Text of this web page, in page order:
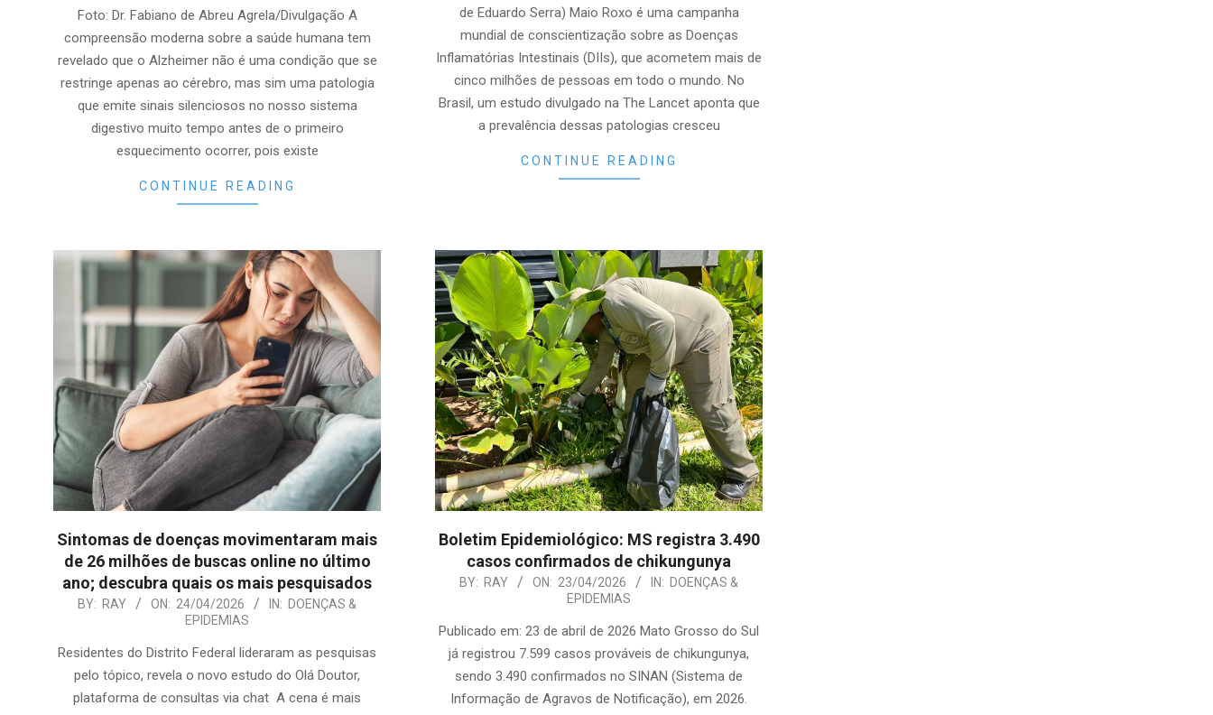
Foto: Dr. Fabiano de Abreu Agrela/Divulgação A
compreensão moderna sobre a saúde humana tem
revelado que o Alzheimer não é uma condição que se
restringe apenas ao cérebro, mas sim uma patologia
que emite sinais silenciosos no nosso sistema
digestivo muito tempo antes de o primeiro
esquecimento ocorrer, pois existe
CONTINUE READING
de Eduardo Serra) Maio Roxo é uma campanha
mundial de conscientização sobre as Doenças
Inflamatórias Intestinais (DIIs), que acometem mais de
cinco milhões de pessoas em todo o mundo. No
Brasil, um estudo divulgado na The Lancet aponta que
a prevalência dessas patologias cresceu
CONTINUE READING
Sintomas de doenças movimentaram mais
de 26 milhões de buscas online no último
ano; descubra quais os mais pesquisados
2026-
24
BY: RAY ON: 24/04/2026 IN: DOENÇAS &
EPIDEMIAS
Residentes do Distrito Federal lideraram as pesquisas
pelo tópico, revela o novo estudo do Olá Doutor,
plataforma de consultas via chat A cena é mais
Boletim Epidemiológico: MS registra 3.490
casos confirmados de chikungunya
2026-
23
BY: RAY ON: 23/04/2026 IN: DOENÇAS &
EPIDEMIAS
Publicado em: 23 de abril de 2026 Mato Grosso do Sul
já registrou 7.599 casos prováveis de chikungunya,
sendo 3.490 confirmados no SINAN (Sistema de
Informação de Agravos de Notificação), em 2026.